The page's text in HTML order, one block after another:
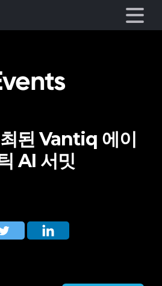
된 Vantiq 에이
AI 서밋